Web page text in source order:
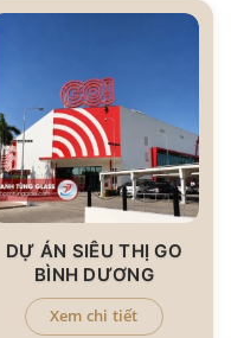
DỰ ÁN SIÊU THỊ GO
BÌNH DƯƠNG
Xem chi tiết